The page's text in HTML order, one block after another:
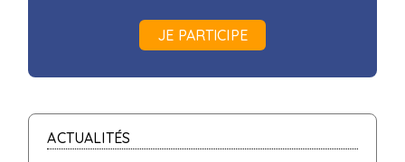
JE PARTICIPE
ACTUALITÉS